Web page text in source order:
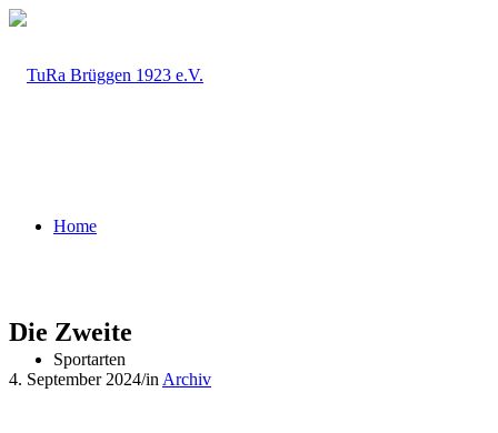
Home
Sportarten
Die Zweite
4. September 2024/in Archiv